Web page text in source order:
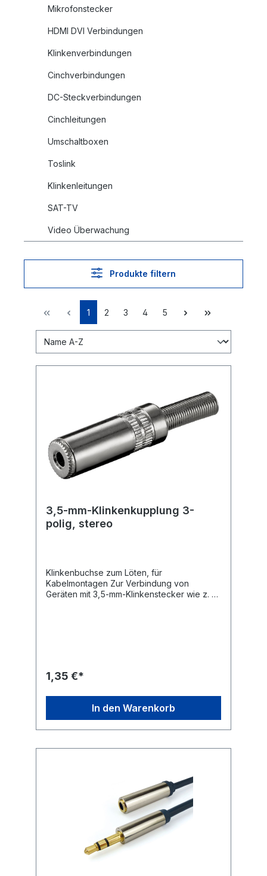
Mikrofonstecker
HDMI DVI Verbindungen
Klinkenverbindungen
Cinchverbindungen
DC-Steckverbindungen
Cinchleitungen
Umschaltboxen
Toslink
Klinkenleitungen
SAT-TV
Video Überwachung
Produkte filtern
1 2 3 4 5
3,5-mm-Klinkenkupplung 3-
polig, stereo
Klinkenbuchse zum Löten, für
Kabelmontagen Zur Verbindung von
Geräten mit 3,5-mm-Klinkenstecker wie z. B.
Übertragungswiderstände und klaren Sound
1,35 €*
In den Warenkorb